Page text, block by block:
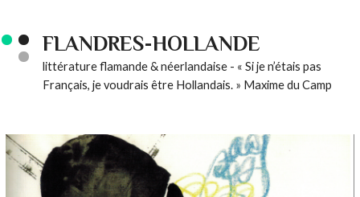
FLANDRES-HOLLANDE
littérature flamande & néerlandaise - « Si je n’étais pas
Français, je voudrais être Hollandais. » Maxime du Camp